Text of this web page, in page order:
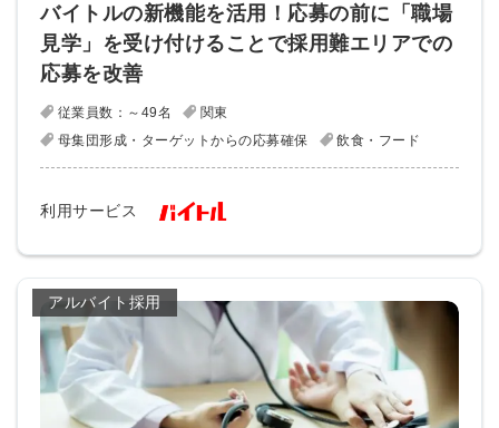
バイトルの新機能を活用！応募の前に「職場
見学」を受け付けることで採用難エリアでの
応募を改善
従業員数：～49名
関東
母集団形成・ターゲットからの応募確保
飲食・フード
利用サービス
アルバイト採用